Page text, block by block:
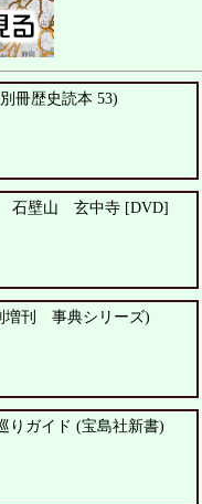
冊歴史読本 53)
石壁山 玄中寺 [DVD]
増刊 事典シリーズ)
りガイド (宝島社新書)